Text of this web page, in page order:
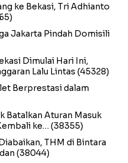
ke Bekasi, Tri Adhianto
Jakarta Pindah Domisili
Dimulai Hari Ini,
Lalu Lintas (45328)
Berprestasi dalam
Batalkan Aturan Masuk
ke… (38355)
THM di Bintara
(38044)